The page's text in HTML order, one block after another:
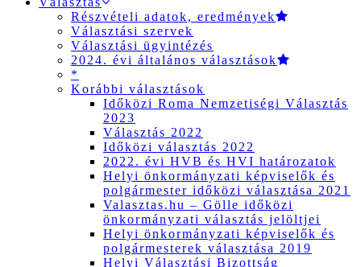
Részvételi adatok, eredmények
Választási szervek
Választási ügyintézés
2024. évi általános választások
*
Korábbi választások
Időközi Roma Nemzetiségi Választás
2023
Választás 2022
Időközi választás 2022
2022. évi HVB és HVI határozatok
Helyi önkormányzati képviselők és
polgármester időközi választása 2021
Valasztas.hu – Gölle időközi
önkormányzati választás jelöltjei
Helyi önkormányzati képviselők és
polgármesterek választása 2019
Helyi Választási Bizottság